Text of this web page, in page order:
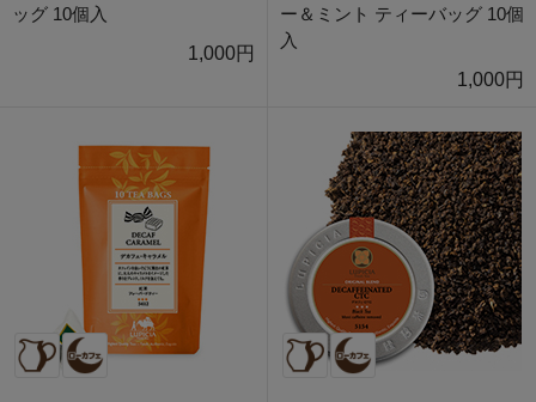
ッグ 10個入
1,000円
ー＆ミント ティーバッグ 10個
入
1,000円